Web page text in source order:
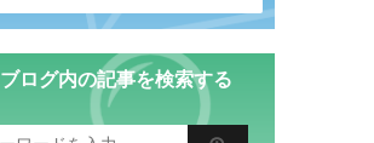
ブログ内の記事を検索する